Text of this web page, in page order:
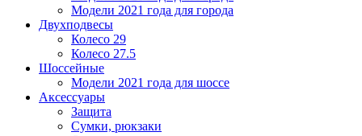
Модели 2021 года для города
Двухподвесы
Колесо 29
Колесо 27.5
Шоссейные
Модели 2021 года для шоссе
Аксессуары
Защита
Сумки, рюкзаки